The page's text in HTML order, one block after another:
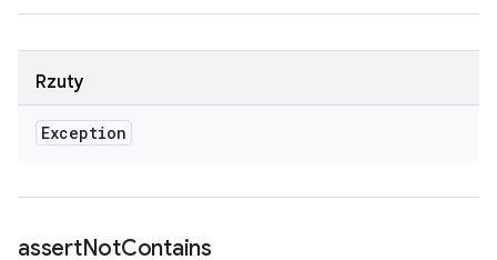
Rzuty
Exception
assertNotContains